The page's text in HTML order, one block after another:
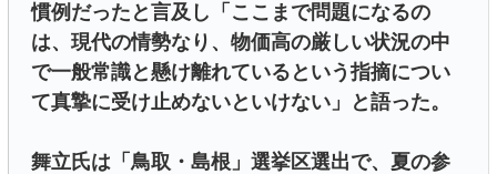
慣例だったと言及し「ここまで問題になるの
は、現代の情勢なり、物価高の厳しい状況の中
で一般常識と懸け離れているという指摘につい
て真摯に受け止めないといけない」と語った。
舞立氏は「鳥取・島根」選挙区選出で、夏の参